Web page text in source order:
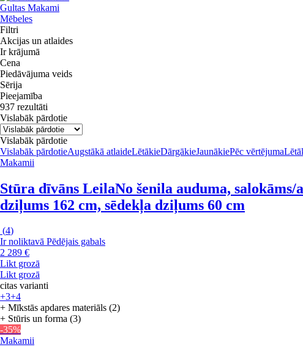
Gultas Makami
Mēbeles
Filtri
Akcijas un atlaides
Ir krājumā
Cena
Piedāvājuma veids
Sērija
Pieejamība
937 rezultāti
Vislabāk pārdotie
Vislabāk pārdotie
Vislabāk pārdotieAugstākā atlaideLētākieDārgākieJaunākiePēc vērtējuma
Makamii
Stūra dīvāns LeilaNo šenila auduma,
dziļums 162 cm, sēdekļa dziļums 60 cm
(4)
Ir noliktavā Pēdējais gabals
2 289 €
Likt grozā
Likt grozā
citas varianti
+3+4
+ Mīkstās apdares materiāls (2)
+ Stūris un forma (3)
-35%
Makamii